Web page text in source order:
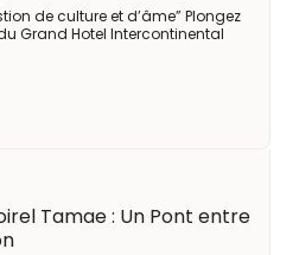
de culture et d’âme” Plongez
Grand Hotel Intercontinental
Tamae : Un Pont entre